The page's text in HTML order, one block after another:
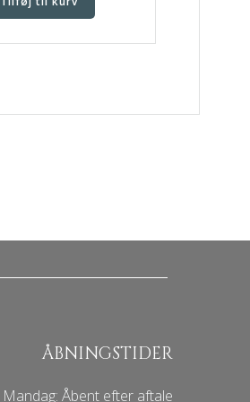
ÅBNINGSTIDER
Mandag: Åbent efter aftale